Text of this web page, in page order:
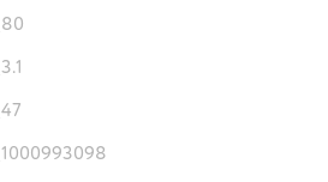
80
3.1
47
1000993098